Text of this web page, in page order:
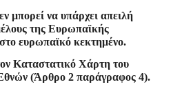
μπορεί να υπάρχει απειλή
της Ευρωπαϊκής
ευρωπαϊκό κεκτημένο.
Καταστατικό Χάρτη του
(Άρθρο 2 παράγραφος 4).